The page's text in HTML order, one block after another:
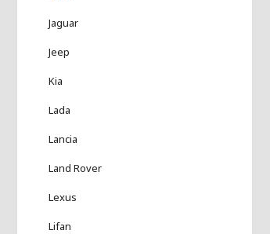
Jaguar
Jeep
Kia
Lada
Lancia
Land Rover
Lexus
Lifan